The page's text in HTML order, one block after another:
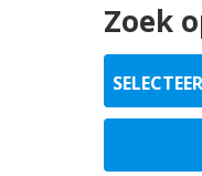
Zoek